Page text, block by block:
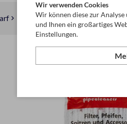
Raucherzubehör (Wasser-)
Wir verwenden Cookies
Wir können diese zur
und Ihnen ein großartiges
Einstellungen.